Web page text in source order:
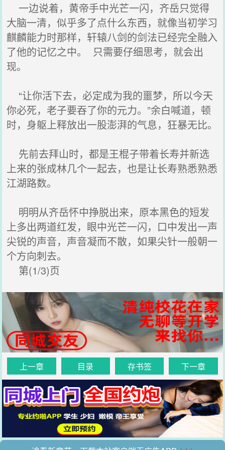
一边说着，黄帝手中光芒一闪，齐岳只觉得
大脑一清，似乎多了点什么东西，就像当初学习
麒麟能力时那样，轩辕八剑的剑法已经完全融入
了他的记忆之中。 只需要仔细思考，就会出
现。
“让你活下去，必定成为我的噩梦，所以今天
你必死，老子要吞了你的元力。”余白喊道，顿
时，身躯上释放出一股澎湃的气息，狂暴无比。
先前去拜山时，都是王棍子带着长寿并新选
上来的张成林几个一起去，也是让长寿熟悉熟悉
江湖路数。
明明从齐岳怀中挣脱出来，原本黑色的短发
上多出两道红发，眼中光芒一闪，口中发出一声
尖锐的声音，声音凝而不散，如果尖针一般朝一
个方向刺去。
第(1/3)页
上一章 目录 存书签 下一章